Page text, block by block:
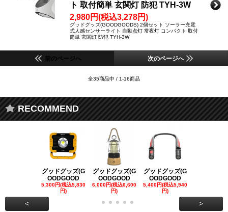
ト 取付簡単 玄関灯 防犯 TYH-3W
2,980円(税込3,278円)
グッドグッズ(GOODGOODS) 2個セット ソーラー充電
式人感センサーライト 自動点灯 常夜灯 コンパクト 取付
簡単 玄関灯 防犯 TYH-3W
前のページへ 次のページへ
全35商品中 / 1-16商品
RECOMMEND
グッドグッズ(G
OODGOOD
5,300円(税込5,830
円)
グッドグッズ(G
OODGOOD
6,000円(税込6,600
円)
グッドグッズ(G
OODGOOD
5,400円(税込5,940
円)
< >